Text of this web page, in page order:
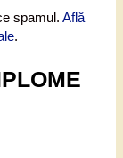
spamul. Află
.